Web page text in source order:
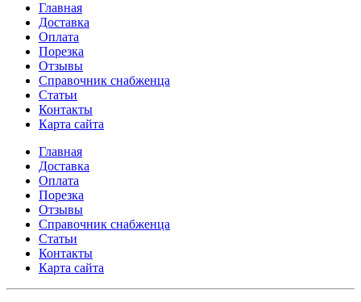
Главная
Доставка
Оплата
Порезка
Отзывы
Справочник снабженца
Статьи
Контакты
Карта сайта
Главная
Доставка
Оплата
Порезка
Отзывы
Справочник снабженца
Статьи
Контакты
Карта сайта